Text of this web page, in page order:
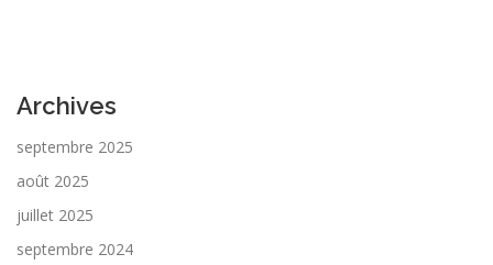
Archives
septembre 2025
août 2025
juillet 2025
septembre 2024